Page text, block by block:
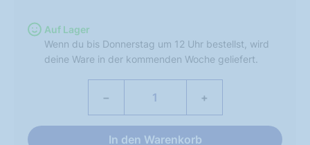
Auf Lager
Wenn du bis Donnerstag um 12 Uhr bestellst, wird
deine Ware in der kommenden Woche geliefert.
− +
In den Warenkorb